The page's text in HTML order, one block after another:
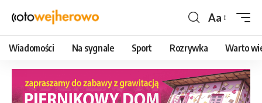
Czcionka
Aa
Wiadomości Na sygnale Sport Rozrywka Warto